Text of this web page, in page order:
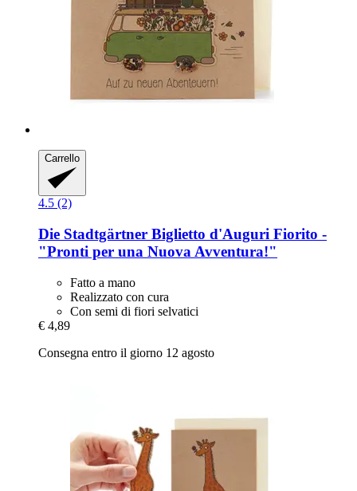
Carrello
4.5 (2)
Die Stadtgärtner Biglietto d'Auguri Fiorito -​
"Pronti per una Nuova Avventura!"
Fatto a mano
Realizzato con cura
Con semi di fiori selvatici
€ 4,89
Consegna entro il giorno 12 agosto